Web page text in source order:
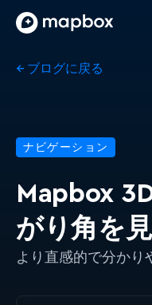
← ブログに戻る
ナビゲーション
Mapbox
がり角を
より直感的で分かり